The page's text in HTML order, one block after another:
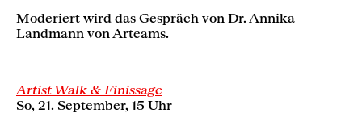
Moderiert wird das Gespräch von Dr. Annika
Landmann von Arteams.
Artist Walk & Finissage
So, 21. September, 15 Uhr